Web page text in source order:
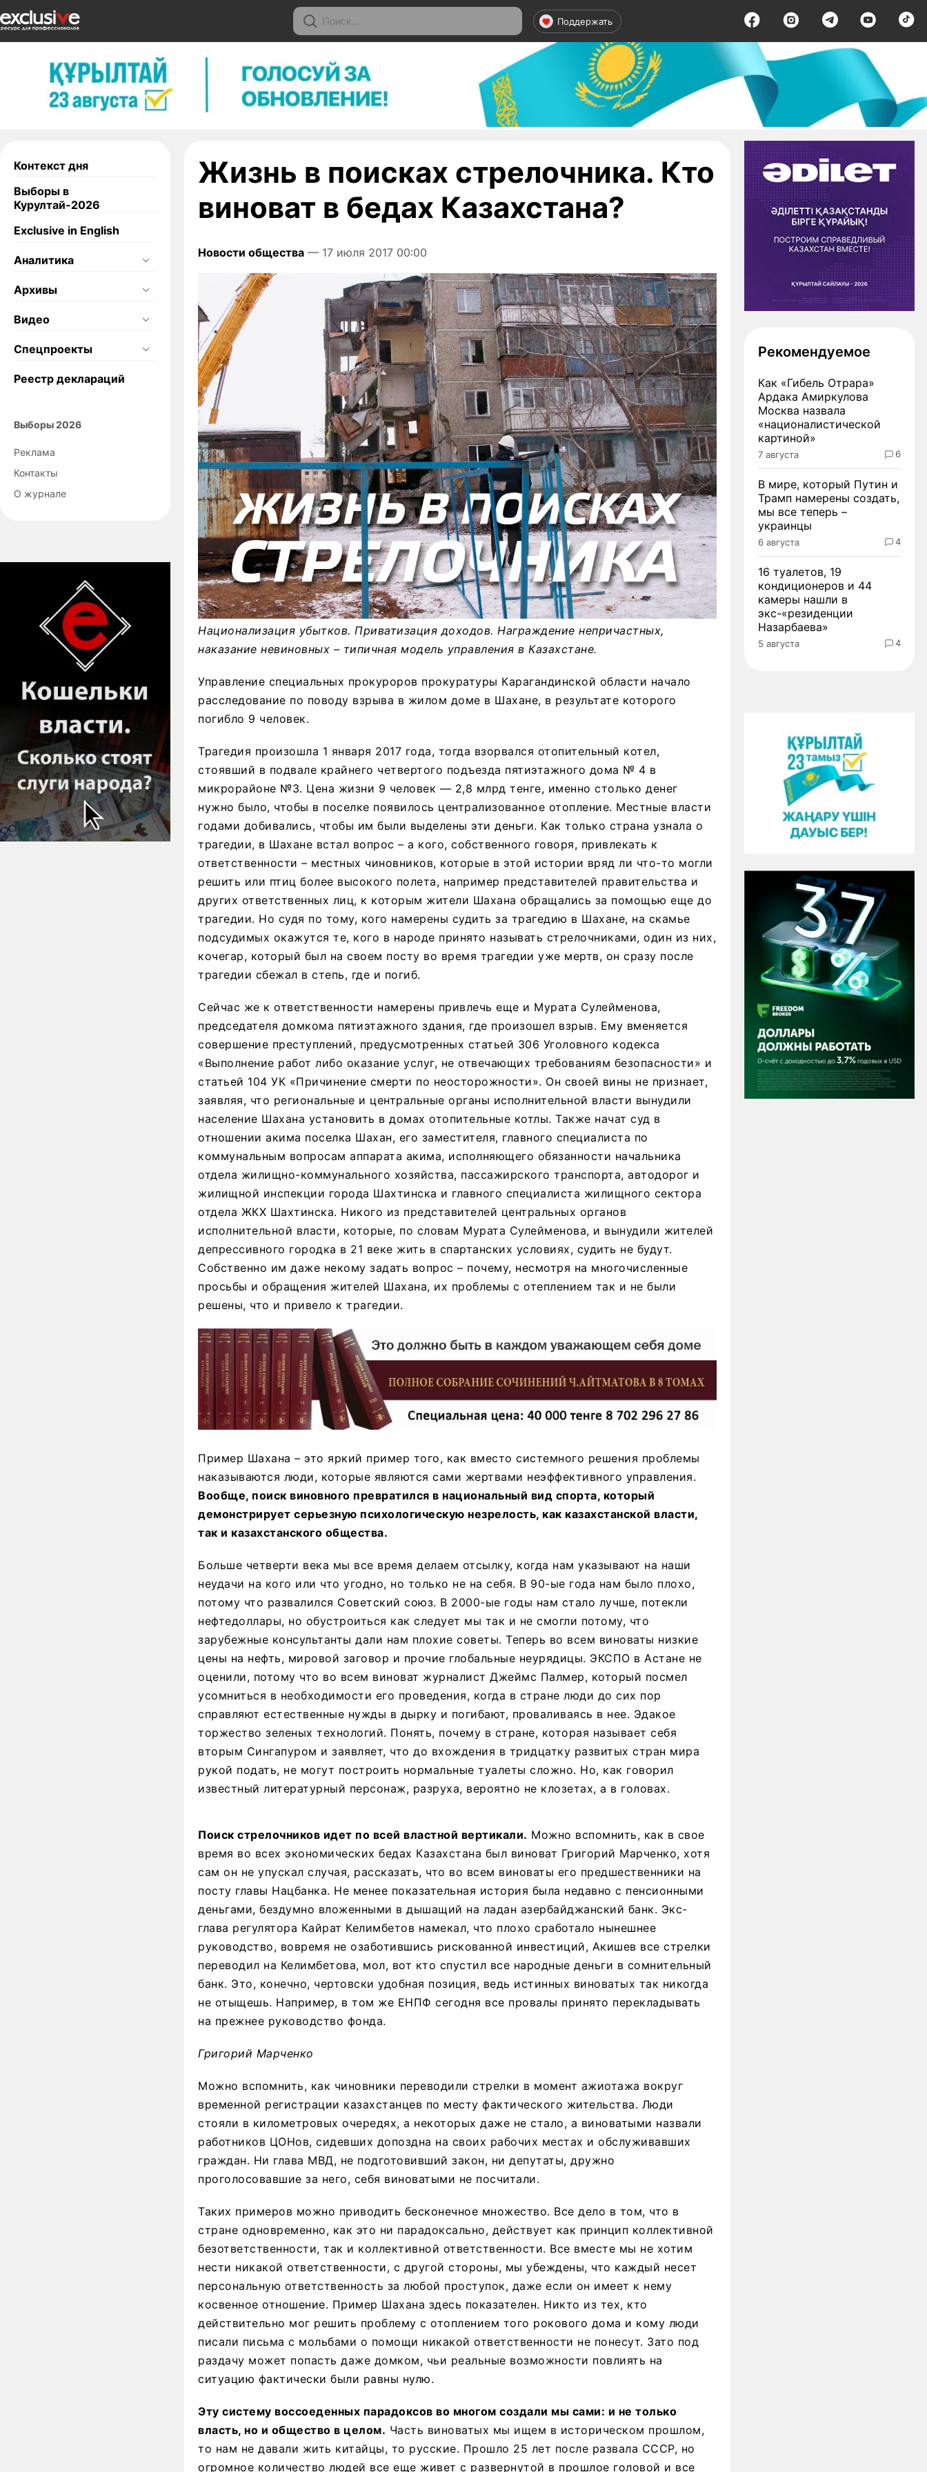
Поддержать
Контекст дня
Выборы в
Курултай-2026
Exclusive in English
Аналитика
Архивы
Видео
Спецпроекты
Реестр деклараций
Выборы 2026
Реклама
Контакты
О журнале
Жизнь в поисках стрелочника. Кто
виноват в бедах Казахстана?
Новости общества — 17 июля 2017 00:00
Национализация убытков. Приватизация доходов. Награждение непричастных,
наказание невиновных – типичная модель управления в Казахстане.
Управление специальных прокуроров прокуратуры Карагандинской области начало
расследование по поводу взрыва в жилом доме в Шахане, в результате которого
погибло 9 человек.
Трагедия произошла 1 января 2017 года, тогда взорвался отопительный котел,
стоявший в подвале крайнего четвертого подъезда пятиэтажного дома № 4 в
микрорайоне №3. Цена жизни 9 человек — 2,8 млрд тенге, именно столько денег
нужно было, чтобы в поселке появилось централизованное отопление. Местные власти
годами добивались, чтобы им были выделены эти деньги. Как только страна узнала о
трагедии, в Шахане встал вопрос – а кого, собственного говоря, привлекать к
ответственности – местных чиновников, которые в этой истории вряд ли что-то могли
решить или птиц более высокого полета, например представителей правительства и
других ответственных лиц, к которым жители Шахана обращались за помощью еще до
трагедии. Но судя по тому, кого намерены судить за трагедию в Шахане, на скамье
подсудимых окажутся те, кого в народе принято называть стрелочниками, один из них,
кочегар, который был на своем посту во время трагедии уже мертв, он сразу после
трагедии сбежал в степь, где и погиб.
Сейчас же к ответственности намерены привлечь еще и Мурата Сулейменова,
председателя домкома пятиэтажного здания, где произошел взрыв. Ему вменяется
совершение преступлений, предусмотренных статьей 306 Уголовного кодекса
«Выполнение работ либо оказание услуг, не отвечающих требованиям безопасности» и
статьей 104 УК «Причинение смерти по неосторожности». Он своей вины не признает,
заявляя, что региональные и центральные органы исполнительной власти вынудили
население Шахана установить в домах отопительные котлы. Также начат суд в
отношении акима поселка Шахан, его заместителя, главного специалиста по
коммунальным вопросам аппарата акима, исполняющего обязанности начальника
отдела жилищно-коммунального хозяйства, пассажирского транспорта, автодорог и
жилищной инспекции города Шахтинска и главного специалиста жилищного сектора
отдела ЖКХ Шахтинска. Никого из представителей центральных органов
исполнительной власти, которые, по словам Мурата Сулейменова, и вынудили жителей
депрессивного городка в 21 веке жить в спартанских условиях, судить не будут.
Собственно им даже некому задать вопрос – почему, несмотря на многочисленные
просьбы и обращения жителей Шахана, их проблемы с отеплением так и не были
решены, что и привело к трагедии.
Пример Шахана – это яркий пример того, как вместо системного решения проблемы
наказываются люди, которые являются сами жертвами неэффективного управления.
Вообще, поиск виновного превратился в национальный вид спорта, который
демонстрирует серьезную психологическую незрелость, как казахстанской власти,
так и казахстанского общества.
Больше четверти века мы все время делаем отсылку, когда нам указывают на наши
неудачи на кого или что угодно, но только не на себя. В 90-ые года нам было плохо,
потому что развалился Советский союз. В 2000-ые годы нам стало лучше, потекли
нефтедоллары, но обустроиться как следует мы так и не смогли потому, что
зарубежные консультанты дали нам плохие советы. Теперь во всем виноваты низкие
цены на нефть, мировой заговор и прочие глобальные неурядицы. ЭКСПО в Астане не
оценили, потому что во всем виноват журналист Джеймс Палмер, который посмел
усомниться в необходимости его проведения, когда в стране люди до сих пор
справляют естественные нужды в дырку и погибают, проваливаясь в нее. Эдакое
торжество зеленых технологий. Понять, почему в стране, которая называет себя
вторым Сингапуром и заявляет, что до вхождения в тридцатку развитых стран мира
рукой подать, не могут построить нормальные туалеты сложно. Но, как говорил
известный литературный персонаж, разруха, вероятно не клозетах, а в головах.
Поиск стрелочников идет по всей властной вертикали. Можно вспомнить, как в свое
время во всех экономических бедах Казахстана был виноват Григорий Марченко, хотя
сам он не упускал случая, рассказать, что во всем виноваты его предшественники на
посту главы Нацбанка. Не менее показательная история была недавно с пенсионными
деньгами, бездумно вложенными в дышащий на ладан азербайджанский банк. Экс-
глава регулятора Кайрат Келимбетов намекал, что плохо сработало нынешнее
руководство, вовремя не озаботившись рискованной инвестиций, Акишев все стрелки
переводил на Келимбетова, мол, вот кто спустил все народные деньги в сомнительный
банк. Это, конечно, чертовски удобная позиция, ведь истинных виноватых так никогда
не отыщешь. Например, в том же ЕНПФ сегодня все провалы принято перекладывать
на прежнее руководство фонда.
Григорий Марченко
Можно вспомнить, как чиновники переводили стрелки в момент ажиотажа вокруг
временной регистрации казахстанцев по месту фактического жительства. Люди
стояли в километровых очередях, а некоторых даже не стало, а виноватыми назвали
работников ЦОНов, сидевших допоздна на своих рабочих местах и обслуживавших
граждан. Ни глава МВД, не подготовивший закон, ни депутаты, дружно
проголосовавшие за него, себя виноватыми не посчитали.
Таких примеров можно приводить бесконечное множество. Все дело в том, что в
стране одновременно, как это ни парадоксально, действует как принцип коллективной
безответственности, так и коллективной ответственности. Все вместе мы не хотим
нести никакой ответственности, с другой стороны, мы убеждены, что каждый несет
персональную ответственность за любой проступок, даже если он имеет к нему
косвенное отношение. Пример Шахана здесь показателен. Никто из тех, кто
действительно мог решить проблему с отоплением того рокового дома и кому люди
писали письма с мольбами о помощи никакой ответственности не понесут. Зато под
раздачу может попасть даже домком, чьи реальные возможности повлиять на
ситуацию фактически были равны нулю.
Эту систему воссоеденных парадоксов во многом создали мы сами: и не только
власть, но и общество в целом. Часть виноватых мы ищем в историческом прошлом,
то нам не давали жить китайцы, то русские. Прошло 25 лет после развала СССР, но
огромное количество людей все еще живет с развернутой в прошлое головой и все
Рекомендуемое
Как «Гибель Отрара»
Ардака Амиркулова
Москва назвала
«националистической
картиной»
7 августа 6
В мире, который Путин и
Трамп намерены создать,
мы все теперь –
украинцы
6 августа 4
16 туалетов, 19
кондиционеров и 44
камеры нашли в
экс-«резиденции
Назарбаева»
5 августа 4